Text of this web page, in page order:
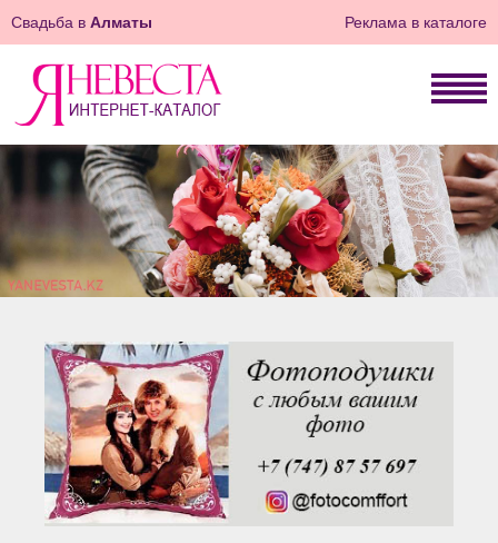
Свадьба в Алматы Реклама в каталоге